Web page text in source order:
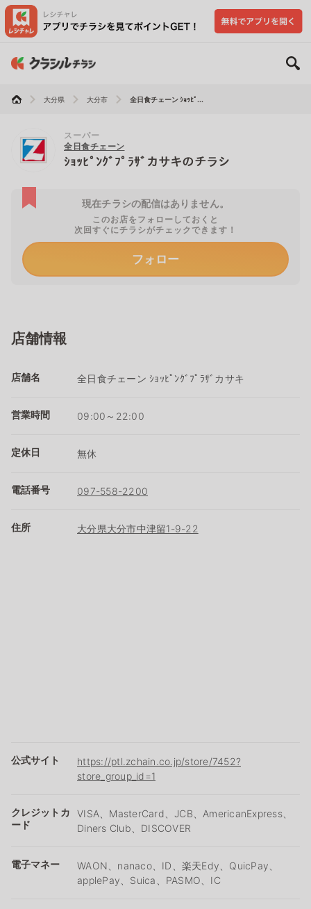
大分県 大分市 全日食チェーン ｼｮｯﾋﾟ...
スーパー
全日食チェーン
ｼｮｯﾋﾟﾝｸﾞﾌﾟﾗｻﾞカサキのチラシ
現在チラシの配信はありません。
このお店をフォローしておくと
次回すぐにチラシがチェックできます！
フォロー
店舗情報
店舗名 全日食チェーン ｼｮｯﾋﾟﾝｸﾞﾌﾟﾗｻﾞカサキ
営業時間 09:00～22:00
定休日 無休
電話番号 097-558-2200
住所 大分県大分市中津留1-9-22
公式サイト
https://ptl.zchain.co.jp/store/7452?
store_group_id=1
クレジットカ
ード
VISA、MasterCard、JCB、AmericanExpress、
Diners Club、DISCOVER
電子マネー
WAON、nanaco、ID、楽天Edy、QuicPay、
applePay、Suica、PASMO、IC